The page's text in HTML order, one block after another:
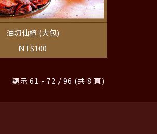
油切仙楂 (大包)
NT$100
顯示 61 - 72 / 96 (共 8 頁)